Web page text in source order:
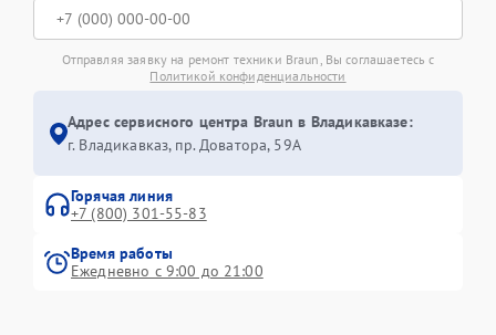
Отправляя заявку на ремонт техники Braun, Вы соглашаетесь с
Политикой конфиденциальности
Адрес сервисного центра Braun в Владикавказе:
г. Владикавказ, пр. Доватора, 59А
Горячая линия
+7 (800) 301-55-83
Время работы
Ежедневно с 9:00 до 21:00